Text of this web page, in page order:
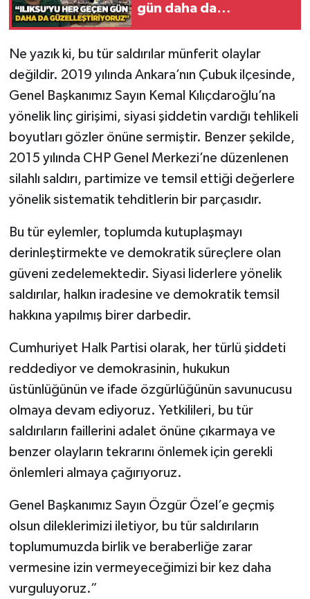
gün daha da
Ne yazık ki, bu tür saldırılar münferit olaylar
değildir. 2019 yılında Ankara’nın Çubuk ilçesinde,
Genel Başkanımız Sayın Kemal Kılıçdaroğlu’na
yönelik linç girişimi, siyasi şiddetin vardığı tehlikeli
boyutları gözler önüne sermiştir. Benzer şekilde,
2015 yılında CHP Genel Merkezi’ne düzenlenen
silahlı saldırı, partimize ve temsil ettiği değerlere
yönelik sistematik tehditlerin bir parçasıdır.
Bu tür eylemler, toplumda kutuplaşmayı
derinleştirmekte ve demokratik süreçlere olan
güveni zedelemektedir. Siyasi liderlere yönelik
saldırılar, halkın iradesine ve demokratik temsil
hakkına yapılmış birer darbedir.
Cumhuriyet Halk Partisi olarak, her türlü şiddeti
reddediyor ve demokrasinin, hukukun
üstünlüğünün ve ifade özgürlüğünün savunucusu
olmaya devam ediyoruz. Yetkilileri, bu tür
saldırıların faillerini adalet önüne çıkarmaya ve
benzer olayların tekrarını önlemek için gerekli
önlemleri almaya çağırıyoruz.
Genel Başkanımız Sayın Özgür Özel’e geçmiş
olsun dileklerimizi iletiyor, bu tür saldırıların
toplumumuzda birlik ve beraberliğe zarar
vermesine izin vermeyeceğimizi bir kez daha
vurguluyoruz.”
Sağlık
SİYASET
Spor
Ulusal
Yaşam